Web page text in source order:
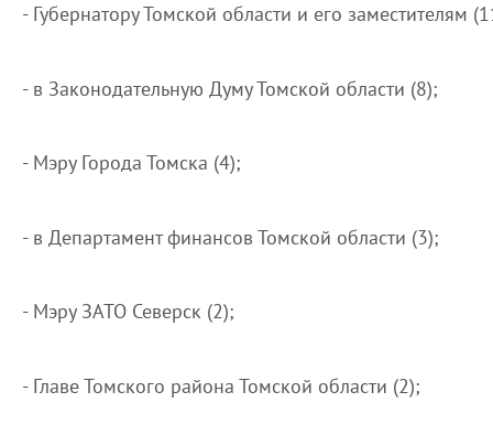
- Губернатору Томской области и его заместителям
- в Законодательную Думу Томской области (8);
- Мэру Города Томска (4);
- в Департамент финансов Томской области (3);
- Мэру ЗАТО Северск (2);
- Главе Томского района Томской области (2);